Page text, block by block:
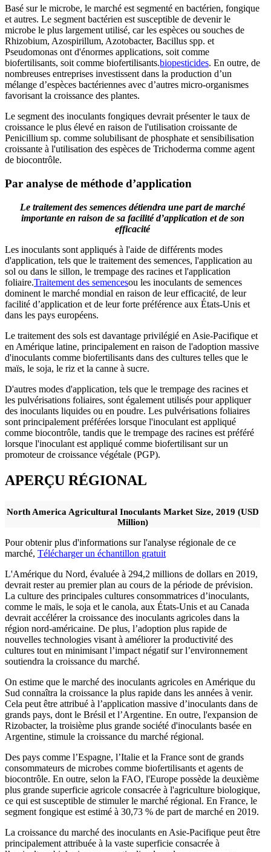
Basé sur le microbe, le marché est segmenté en bactérien, fongique
et autres. Le segment bactérien est susceptible de devenir le
microbe le plus largement utilisé, car les espèces ou souches de
Rhizobium, Azospirillum, Azotobacter, Bacillus spp. et
Pseudomonas ont d'énormes applications, soit comme
biofertilisants, soit comme biofertilisants.biopesticides. En outre, de
nombreuses entreprises investissent dans la production d’un
mélange d’espèces bactériennes avec d’autres micro-organismes
favorisant la croissance des plantes.
Le segment des inoculants fongiques devrait présenter le taux de
croissance le plus élevé en raison de l'utilisation croissante de
Penicillium sp. comme solubilisant de phosphate et sensibilisation
croissante à l'utilisation des espèces de Trichoderma comme agent
de biocontrôle.
Par analyse de méthode d’application
Le traitement des semences détiendra une part de marché
importante en raison de sa facilité d’application et de son
efficacité
Les inoculants sont appliqués à l'aide de différents modes
d'application, tels que le traitement des semences, l'application au
sol ou dans le sillon, le trempage des racines et l'application
foliaire.Traitement des semencesou les inoculants de semences
dominent le marché mondial en raison de leur efficacité, de leur
facilité d’application et de leur forte préférence aux États-Unis et
dans les pays européens.
Le traitement des sols est davantage privilégié en Asie-Pacifique et
en Amérique latine, principalement en raison de l'adoption massive
d'inoculants comme biofertilisants dans des cultures telles que le
maïs, le soja, le riz et la canne à sucre.
D'autres modes d'application, tels que le trempage des racines et
les pulvérisations foliaires, sont également utilisés pour appliquer
des inoculants liquides ou en poudre. Les pulvérisations foliaires
sont principalement préférées lorsque l'inoculant est appliqué
comme biocontrôle, tandis que le trempage des racines est préféré
lorsque l'inoculant est appliqué comme biofertilisant sur un
promoteur de croissance végétale (PGP).
APERÇU RÉGIONAL
North America Agricultural Inoculants Market Size, 2019 (USD
Million)
Pour obtenir plus d'informations sur l'analyse régionale de ce
marché, Télécharger un échantillon gratuit
L'Amérique du Nord, évaluée à 294,2 millions de dollars en 2019,
devrait rester au premier plan au cours de la période de prévision.
La culture des principales cultures consommatrices d’inoculants,
comme le maïs, le soja et le canola, aux États-Unis et au Canada
devrait accélérer la croissance des inoculants agricoles dans la
région nord-américaine. De plus, l’adoption plus rapide de
nouvelles technologies visant à améliorer la productivité des
cultures tout en minimisant l’impact négatif sur l’environnement
soutiendra la croissance du marché.
On estime que le marché des inoculants agricoles en Amérique du
Sud connaîtra la croissance la plus rapide dans les années à venir.
Cela peut être attribué à l’application massive d’inoculants dans de
grands pays, dont le Brésil et l’Argentine. En outre, l'expansion de
Rizobacter, la troisième plus grande société d'inoculants basée en
Argentine, stimule la croissance du marché régional.
Des pays comme l’Espagne, l’Italie et la France sont de grands
consommateurs de microbes comme biofertilisants et agents de
biocontrôle. En outre, selon la FAO, l'Europe possède la deuxième
plus grande superficie agricole consacrée à l'agriculture biologique,
ce qui est susceptible de stimuler le marché régional. En France, le
segment fongique est estimé à 30,73 % de part de marché en 2019.
La croissance du marché des inoculants en Asie-Pacifique peut être
principalement attribuée à la vaste superficie consacrée à